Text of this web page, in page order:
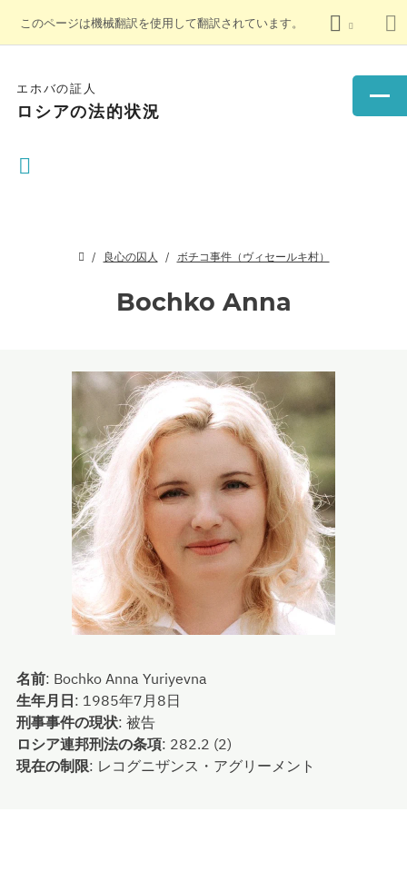
このページは機械翻訳を使用して翻訳されています。
エホバの証人
ロシアの法的状況
良心の囚人 ボチコ事件（ヴィセールキ村）
Bochko Anna
名前: Bochko Anna Yuriyevna
生年月日: 1985年7月8日
刑事事件の現状: 被告
ロシア連邦刑法の条項: 282.2 (2)
現在の制限: レコグニザンス・アグリーメント